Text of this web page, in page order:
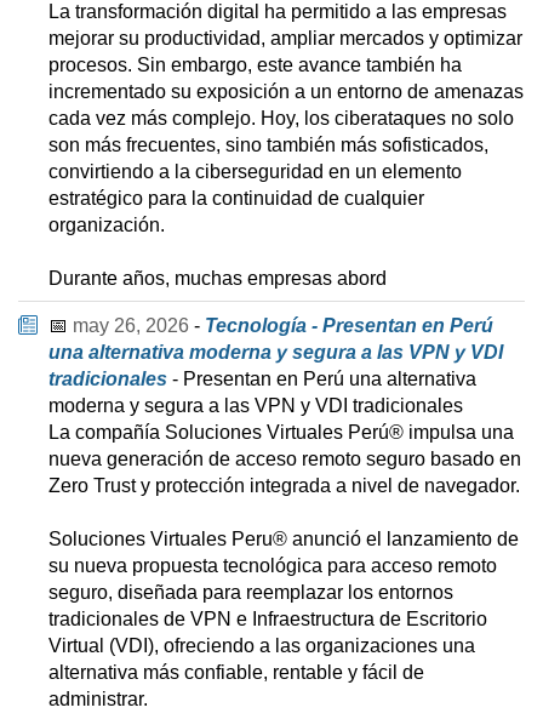
La transformación digital ha permitido a las empresas
mejorar su productividad, ampliar mercados y optimizar
procesos. Sin embargo, este avance también ha
incrementado su exposición a un entorno de amenazas
cada vez más complejo. Hoy, los ciberataques no solo
son más frecuentes, sino también más sofisticados,
convirtiendo a la ciberseguridad en un elemento
estratégico para la continuidad de cualquier
organización.
Durante años, muchas empresas abord
📅 may 26, 2026 - Tecnología - Presentan en Perú
una alternativa moderna y segura a las VPN y VDI
tradicionales - Presentan en Perú una alternativa
moderna y segura a las VPN y VDI tradicionales
La compañía Soluciones Virtuales Perú® impulsa una
nueva generación de acceso remoto seguro basado en
Zero Trust y protección integrada a nivel de navegador.
Soluciones Virtuales Peru® anunció el lanzamiento de
su nueva propuesta tecnológica para acceso remoto
seguro, diseñada para reemplazar los entornos
tradicionales de VPN e Infraestructura de Escritorio
Virtual (VDI), ofreciendo a las organizaciones una
alternativa más confiable, rentable y fácil de
administrar.